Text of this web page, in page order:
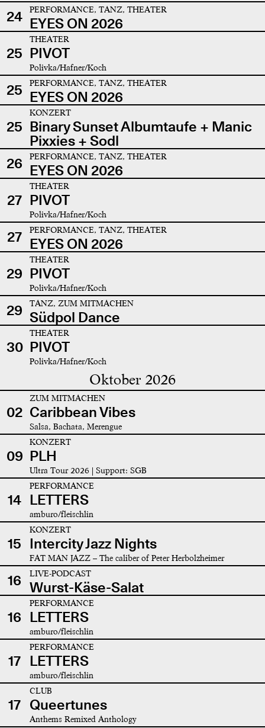
24 PERFORMANCE, TANZ, THEATER
EYES ON 2026
25
THEATER
PIVOT
Polivka/Hafner/Koch
25 PERFORMANCE, TANZ, THEATER
EYES ON 2026
25
KONZERT
Binary Sunset Albumtaufe + Manic
Pixxies + Sodl
26
PERFORMANCE, TANZ, THEATER
EYES ON 2026
27
THEATER
PIVOT
Polivka/Hafner/Koch
27 PERFORMANCE, TANZ, THEATER
EYES ON 2026
29
THEATER
PIVOT
Polivka/Hafner/Koch
29 TANZ, ZUM MITMACHEN
Südpol Dance
30
THEATER
PIVOT
Polivka/Hafner/Koch
Oktober 2026
02
ZUM MITMACHEN
Caribbean Vibes
Salsa, Bachata, Merengue
09
KONZERT
PLH
Ultra Tour 2026 | Support: SGB
14
PERFORMANCE
LETTERS
amburo/fleischlin
15
KONZERT
Intercity Jazz Nights
FAT MAN JAZZ – The caliber of Peter Herbolzheimer
16 LIVE-PODCAST
Wurst-Käse-Salat
16
PERFORMANCE
LETTERS
amburo/fleischlin
17
PERFORMANCE
LETTERS
amburo/fleischlin
17
CLUB
Queertunes
Anthems Remixed Anthology